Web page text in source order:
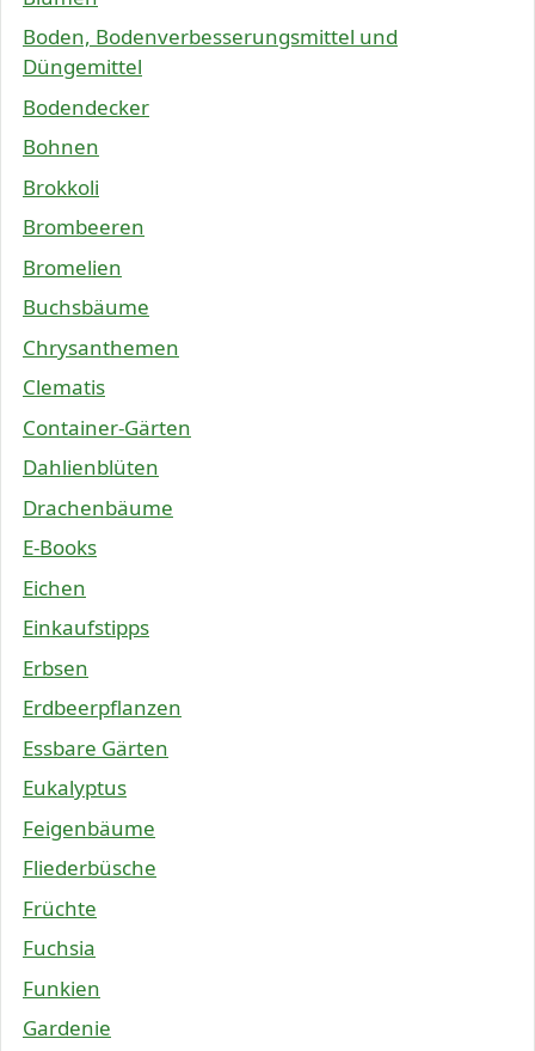
Boden, Bodenverbesserungsmittel und
Düngemittel
Bodendecker
Bohnen
Brokkoli
Brombeeren
Bromelien
Buchsbäume
Chrysanthemen
Clematis
Container-Gärten
Dahlienblüten
Drachenbäume
E-Books
Eichen
Einkaufstipps
Erbsen
Erdbeerpflanzen
Essbare Gärten
Eukalyptus
Feigenbäume
Fliederbüsche
Früchte
Fuchsia
Funkien
Gardenie